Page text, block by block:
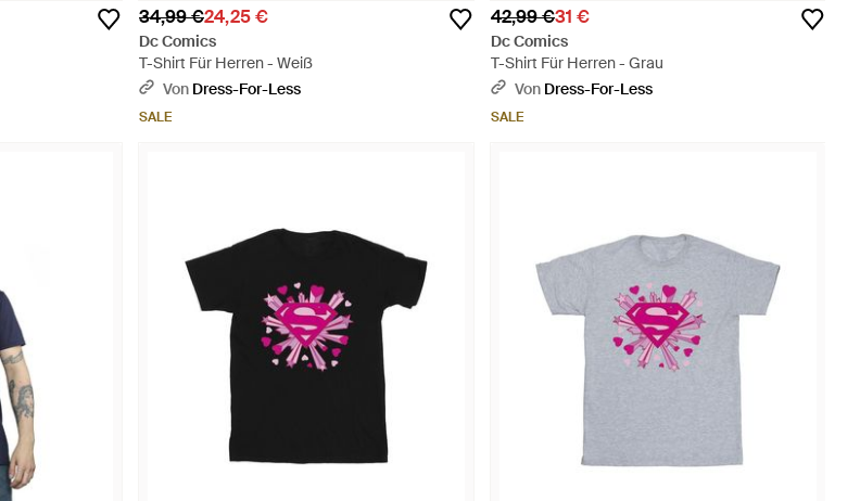
34,99 €24,25 €
Dc Comics
T-Shirt Für Herren - Weiß
Von Dress-For-Less
SALE
42,99 €31 €
Dc Comics
T-Shirt Für Herren - Grau
Von Dress-For-Less
SALE